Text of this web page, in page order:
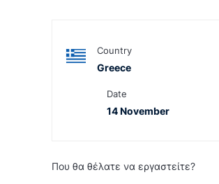
Country
Greece
Date
14 November
Που θα θέλατε να εργαστείτε?